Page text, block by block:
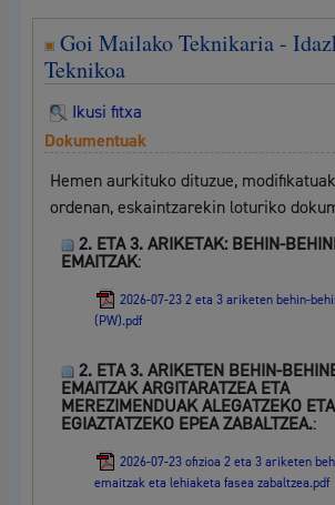
Goi Mailako Teknikaria -
Teknikoa
Ikusi fitxa
Dokumentuak
Hemen aurkituko dituzue,
ordenan, eskaintzarekin loturiko
2. ETA 3. ARIKETAK: BEHIN-
EMAITZAK:
2026-07-23 2 eta 3 ariketen behin-
(PW).pdf
2. ETA 3. ARIKETEN BEHIN-
EMAITZAK ARGITARATZEA ETA
MEREZIMENDUAK ALEGATZEKO ETA
EGIAZTATZEKO EPEA ZABALTZEA.:
2026-07-23 ofizioa 2 eta 3 ariketen
emaitzak eta lehiaketa fasea zabaltzea.pdf